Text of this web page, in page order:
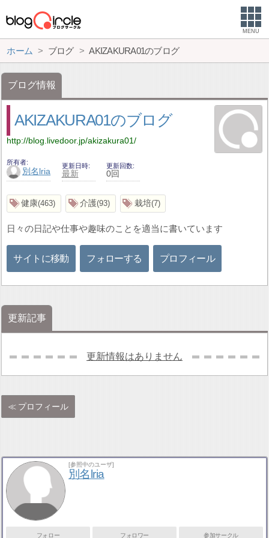
MENU
ホーム ブログ AKIZAKURA01のブログ
ブログ情報
AKIZAKURA01のブログ
http://blog.livedoor.jp/akizakura01/
所有者
別名lria
更新日時
最新
更新回数
0回
健康 463 介護 93 栽培 7
日々の日記や仕事や趣味のことを適当に書いています
サイトに移動 フォローする プロフィール
更新記事
更新情報はありません
プロフィール
[参照中のユーザ]
別名lria
フォロー フォロワー 参加サークル